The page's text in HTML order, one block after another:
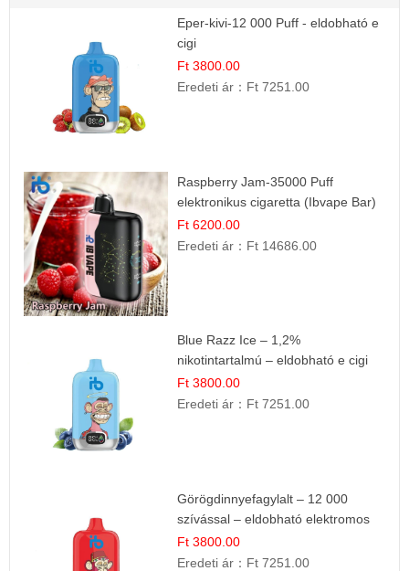
Eper-kivi-12 000 Puff - eldobható e
cigi
Ft 3800.00
Eredeti ár： Ft 7251.00
Raspberry Jam-35000 Puff
elektronikus cigaretta (Ibvape Bar)
Ft 6200.00
Eredeti ár： Ft 14686.00
Blue Razz Ice – 1,2%
nikotintartalmú – eldobható e cigi
Ft 3800.00
Eredeti ár： Ft 7251.00
Görögdinnyefagylalt – 12 000
szívással – eldobható elektromos
cigi
Ft 3800.00
Eredeti ár： Ft 7251.00